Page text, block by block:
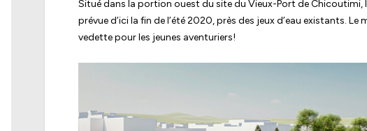
Situé dans la portion ouest du site du Vieux-Port de
prévue d’ici la fin de l’été 2020, près des jeux d’eau existants.
vedette pour les jeunes aventuriers!